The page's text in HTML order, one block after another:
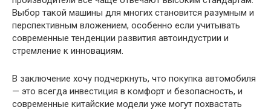
Выбор такой машины для многих становится разумным и
перспективным вложением, особенно если учитывать
современные тенденции развития автоиндустрии и
стремление к инновациям.
В заключение хочу подчеркнуть, что покупка автомобиля
— это всегда инвестиция в комфорт и безопасность, и
современные китайские модели уже могут похвастать